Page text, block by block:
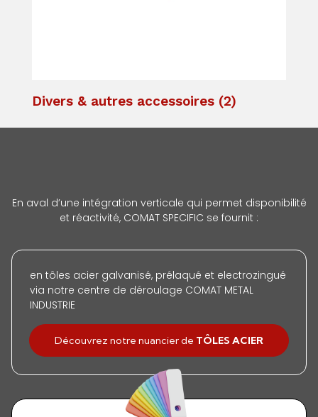
Divers & autres accessoires (2)
En aval d’une intégration verticale qui permet disponibilité
et réactivité, COMAT SPECIFIC se fournit :
en tôles acier galvanisé, prélaqué et electrozingué
via notre centre de déroulage COMAT METAL
INDUSTRIE
Découvrez notre nuancier de TÔLES ACIER